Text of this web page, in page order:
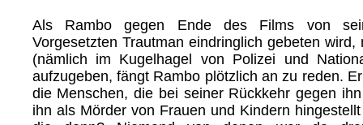
Als Rambo gegen Ende des Films von
Vorgesetzten Trautman eindringlich gebeten
(nämlich im Kugelhagel von Polizei und
aufzugeben, fängt Rambo plötzlich an zu reden.
die Menschen, die bei seiner Rückkehr gegen
ihn als Mörder von Frauen und Kindern